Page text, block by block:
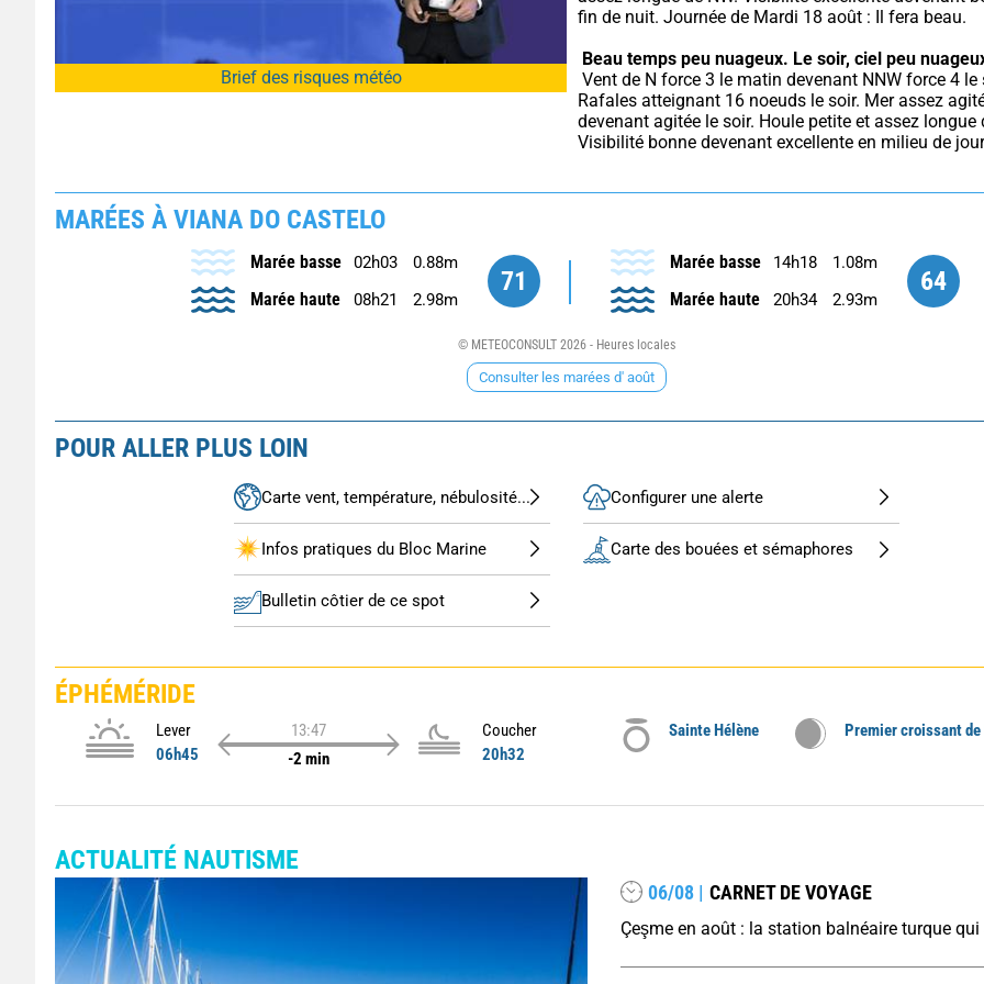
Brief des risques météo
fin de nuit. Journée de Mardi 18 août : Il fera beau.
Beau temps peu nuageux. Le soir, ciel peu
Rafales atteignant 16 noeuds le soir. Mer assez
devenant agitée le soir. Houle petite et assez longue
Visibilité bonne devenant excellente en milieu de
MARÉES À VIANA DO CASTELO
71
Marée basse 02h03 0.88m
Marée haute 08h21 2.98m
64
Marée basse 14h18 1.08m
Marée haute 20h34 2.93m
© METEOCONSULT 2026 - Heures locales
Consulter les marées d' août
POUR ALLER PLUS LOIN
Carte vent, température, nébulosité...
Infos pratiques du Bloc Marine
Bulletin côtier de ce spot
Configurer une alerte
Carte des bouées et sémaphores
ÉPHÉMÉRIDE
Lever
06h45
13:47
-2 min
Coucher
20h32
Sainte Hélène Premier croissant de
ACTUALITÉ NAUTISME
06/08 | CARNET DE VOYAGE